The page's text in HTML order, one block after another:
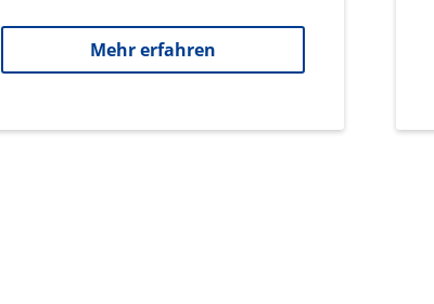
Mehr erfahren